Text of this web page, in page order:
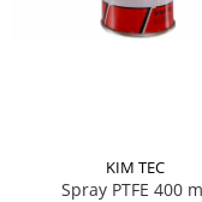
KIM TEC
Spray PTFE 400